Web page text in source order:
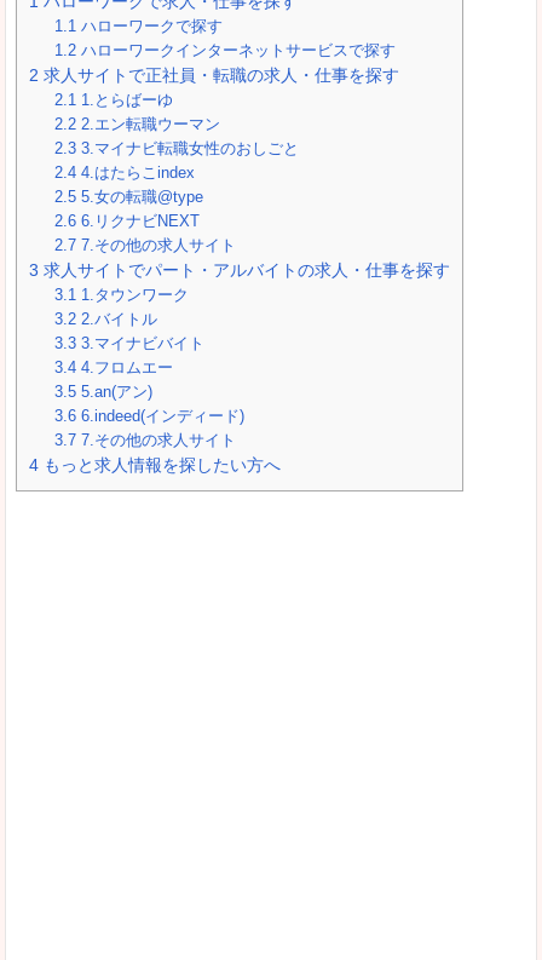
1.1 ハローワークで探す
1.2 ハローワークインターネットサービスで探す
2 求人サイトで正社員・転職の求人・仕事を探す
2.1 1.とらばーゆ
2.2 2.エン転職ウーマン
2.3 3.マイナビ転職女性のおしごと
2.4 4.はたらこindex
2.5 5.女の転職@type
2.6 6.リクナビNEXT
2.7 7.その他の求人サイト
3 求人サイトでパート・アルバイトの求人・仕事を探す
3.1 1.タウンワーク
3.2 2.バイトル
3.3 3.マイナビバイト
3.4 4.フロムエー
3.5 5.an(アン)
3.6 6.indeed(インディード)
3.7 7.その他の求人サイト
4 もっと求人情報を探したい方へ